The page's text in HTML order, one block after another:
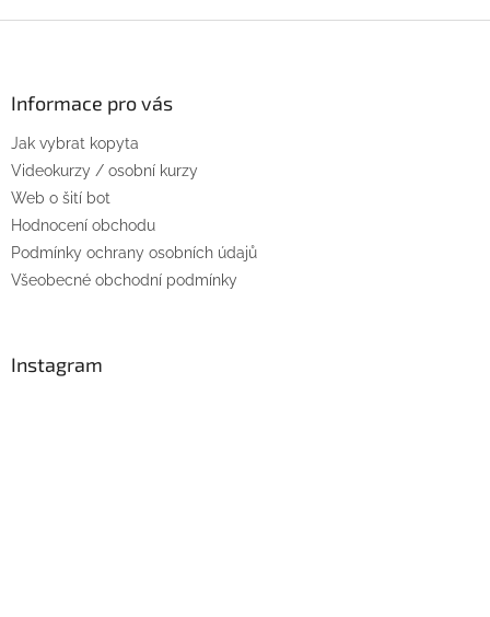
Informace pro vás
Jak vybrat kopyta
Videokurzy / osobní kurzy
Web o šití bot
Hodnocení obchodu
Podmínky ochrany osobních údajů
Všeobecné obchodní podmínky
Instagram